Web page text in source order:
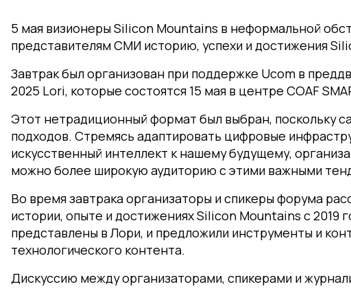
5 мая визионеры Silicon Mountains в неформальной
представителям СМИ историю, успехи и достижения
Завтрак был организован при поддержке Ucom в
2025 Lori, которые состоятся 15 мая в центре COAF
Этот нетрадиционный формат был выбран, поскольку
подходов. Стремясь адаптировать цифровые
искусственный интеллект к нашему будущему,
можно более широкую аудиторию с этими важными
Во время завтрака организаторы и спикеры форума
истории, опыте и достижениях Silicon Mountains с 2019
представлены в Лори, и предложили инструменты и
технологического контента.
Дискуссию между организаторами, спикерами и